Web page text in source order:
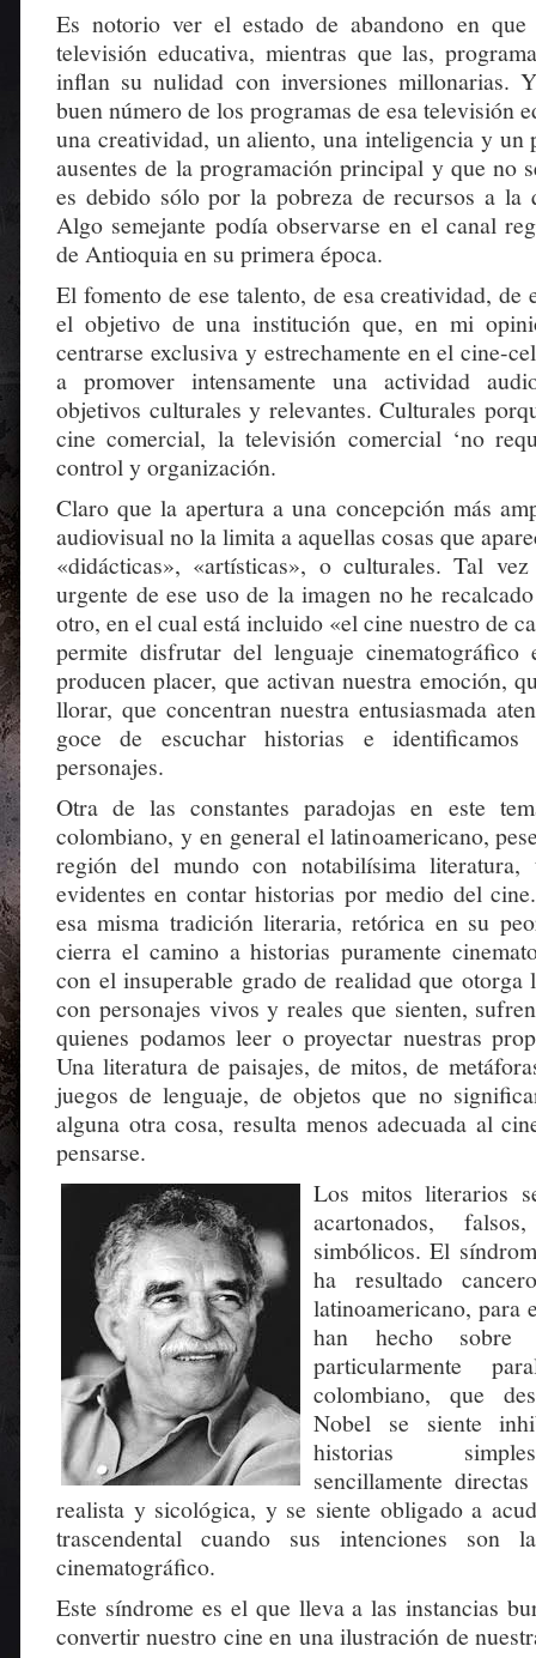
Es notorio ver el estado de abandono en
televisión educativa, mientras que las,
inflan su nulidad con inversiones millonarias.
buen número de los programas de esa televisión
una creatividad, un aliento, una inteligencia y un
ausentes de la programación principal y que no
es debido sólo por la pobreza de recursos a la
Algo semejante podía observarse en el canal
de Antioquia en su primera época.
El fomento de ese talento, de esa creatividad, de
el objetivo de una institución que, en mi
centrarse exclusiva y estrechamente en el cine-
a promover intensamente una actividad
objetivos culturales y relevantes. Culturales
cine comercial, la televisión comercial ‘no
control y organización.
Claro que la apertura a una concepción más
audiovisual no la limita a aquellas cosas que
«didácticas», «artísticas», o culturales. Tal
urgente de ese uso de la imagen no he
otro, en el cual está incluido «el cine nuestro de
permite disfrutar del lenguaje cinematográfico
producen placer, que activan nuestra emoción,
llorar, que concentran nuestra entusiasmada
goce de escuchar historias e
personajes.
Otra de las constantes paradojas en este
colombiano, y en general el latinoamericano,
región del mundo con notabilísima literatura,
evidentes en contar historias por medio del
esa misma tradición literaria, retórica en su
cierra el camino a historias puramente
con el insuperable grado de realidad que otorga
con personajes vivos y reales que sienten,
quienes podamos leer o proyectar nuestras
Una literatura de paisajes, de mitos, de
juegos de lenguaje, de objetos que no
alguna otra cosa, resulta menos adecuada al
pensarse.
Los mitos literarios
acartonados,
simbólicos. El
ha resultado
latinoamericano, para
han hecho sobre
particularmente
colombiano, que
Nobel se siente
historias
sencillamente
realista y sicológica, y se siente obligado a
trascendental cuando sus intenciones son
cinematográfico.
Este síndrome es el que lleva a las instancias
convertir nuestro cine en una ilustración de